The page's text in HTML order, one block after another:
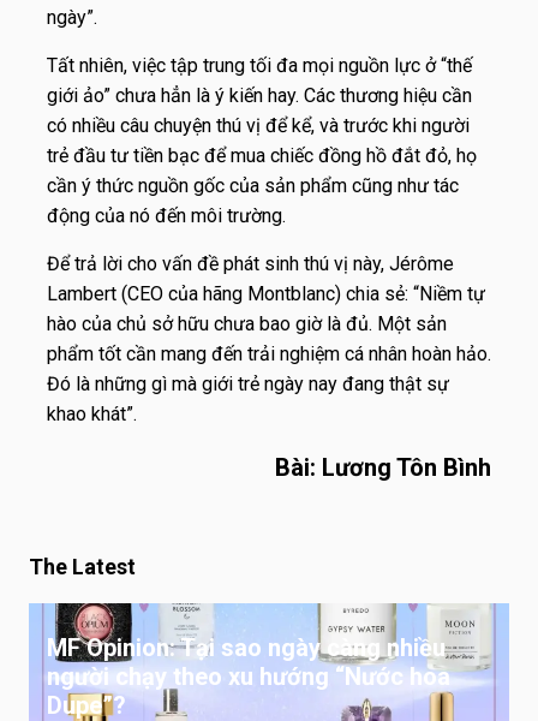
ngày”.
Tất nhiên, việc tập trung tối đa mọi nguồn lực ở “thế
giới ảo” chưa hẳn là ý kiến hay. Các thương hiệu cần
có nhiều câu chuyện thú vị để kể, và trước khi người
trẻ đầu tư tiền bạc để mua chiếc đồng hồ đắt đỏ, họ
cần ý thức nguồn gốc của sản phẩm cũng như tác
động của nó đến môi trường.
Để trả lời cho vấn đề phát sinh thú vị này, Jérôme
Lambert (CEO của hãng Montblanc) chia sẻ: “Niềm tự
hào của chủ sở hữu chưa bao giờ là đủ. Một sản
phẩm tốt cần mang đến trải nghiệm cá nhân hoàn hảo.
Đó là những gì mà giới trẻ ngày nay đang thật sự
khao khát”.
Bài: Lương Tôn Bình
The Latest
MF Opinion: Tại sao ngày càng nhiều
người chạy theo xu hướng “Nước hoa
Dupe”?